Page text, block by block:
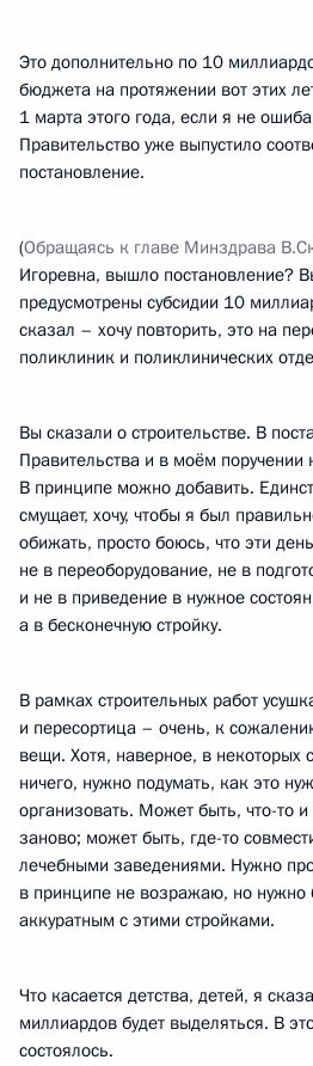
Это дополнительно по 10
бюджета на протяжении вот этих
1 марта этого года, если я не
Правительство уже выпустило
постановление.
(Обращаясь к главе Минздрава
Игоревна, вышло постановление?
предусмотрены субсидии 10
сказал – хочу повторить, это на
поликлиник и поликлинических
Вы сказали о строительстве. В
Правительства и в моём поручении
В принципе можно добавить.
смущает, хочу, чтобы я был
обижать, просто боюсь, что эти
не в переоборудование, не в
и не в приведение в нужное
а в бесконечную стройку.
В рамках строительных работ
и пересортица – очень, к
вещи. Хотя, наверное, в некоторых
ничего, нужно подумать, как это
организовать. Может быть, что-то
заново; может быть, где-то
лечебными заведениями. Нужно
в принципе не возражаю, но нужно
аккуратным с этими стройками.
Что касается детства, детей, я
миллиардов будет выделяться. В
состоялось.